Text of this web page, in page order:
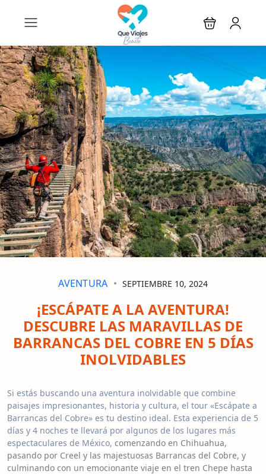
AVENTURA SEPTIEMBRE 10, 2024
¡ESCÁPATE A LA AVENTURA!
DESCUBRE LAS MARAVILLAS DE
BARRANCAS DEL COBRE EN 5 DÍAS
INOLVIDABLES
Si estás buscando una aventura inolvidable que combine
paisajes impresionantes, historia y cultura, el tour «Escápate a
Barrancas del Cobre» es tu destino ideal. Esta experiencia de 5
días y 4 noches te llevará por algunos de los lugares más
espectaculares de México, comenzando en Chihuahua,
pasando por Creel y las majestuosas Barrancas del Cobre, y
culminando con un emocionante viaje en el tren Chepe hasta